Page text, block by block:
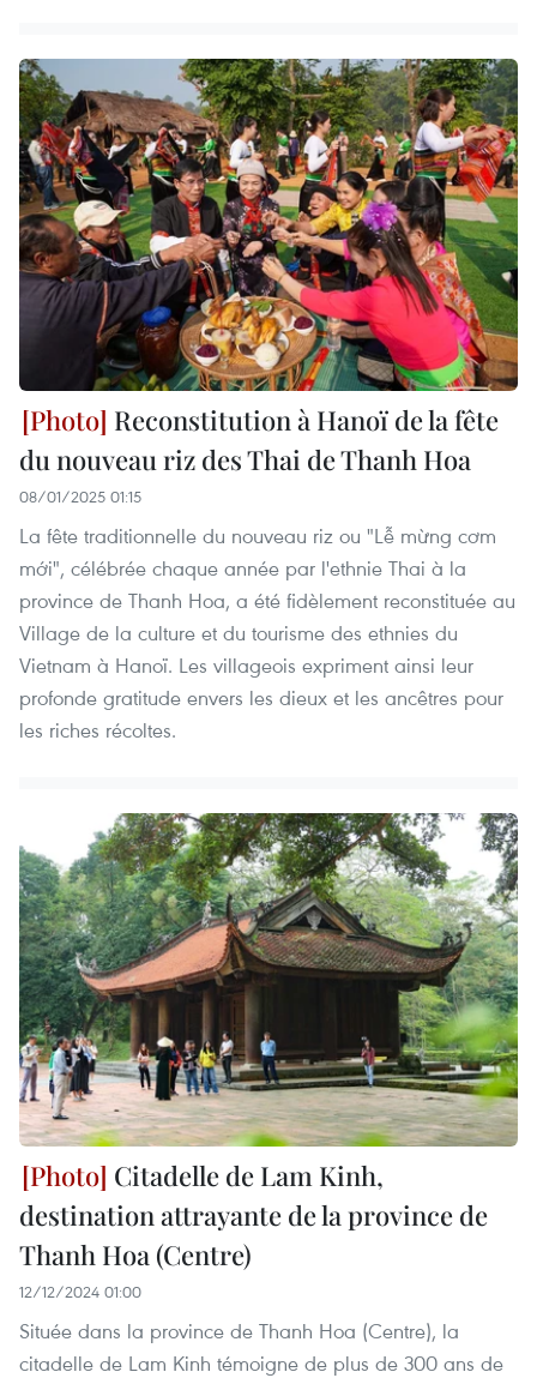
Reconstitution à Hanoï de la fête
du nouveau riz des Thai de Thanh Hoa
08/01/2025 01:15
La fête traditionnelle du nouveau riz ou "Lễ mừng cơm
mới", célébrée chaque année par l'ethnie Thai à la
province de Thanh Hoa, a été fidèlement reconstituée au
Village de la culture et du tourisme des ethnies du
Vietnam à Hanoï. Les villageois expriment ainsi leur
profonde gratitude envers les dieux et les ancêtres pour
les riches récoltes.
Citadelle de Lam Kinh,
destination attrayante de la province de
Thanh Hoa (Centre)
12/12/2024 01:00
Située dans la province de Thanh Hoa (Centre), la
citadelle de Lam Kinh témoigne de plus de 300 ans de